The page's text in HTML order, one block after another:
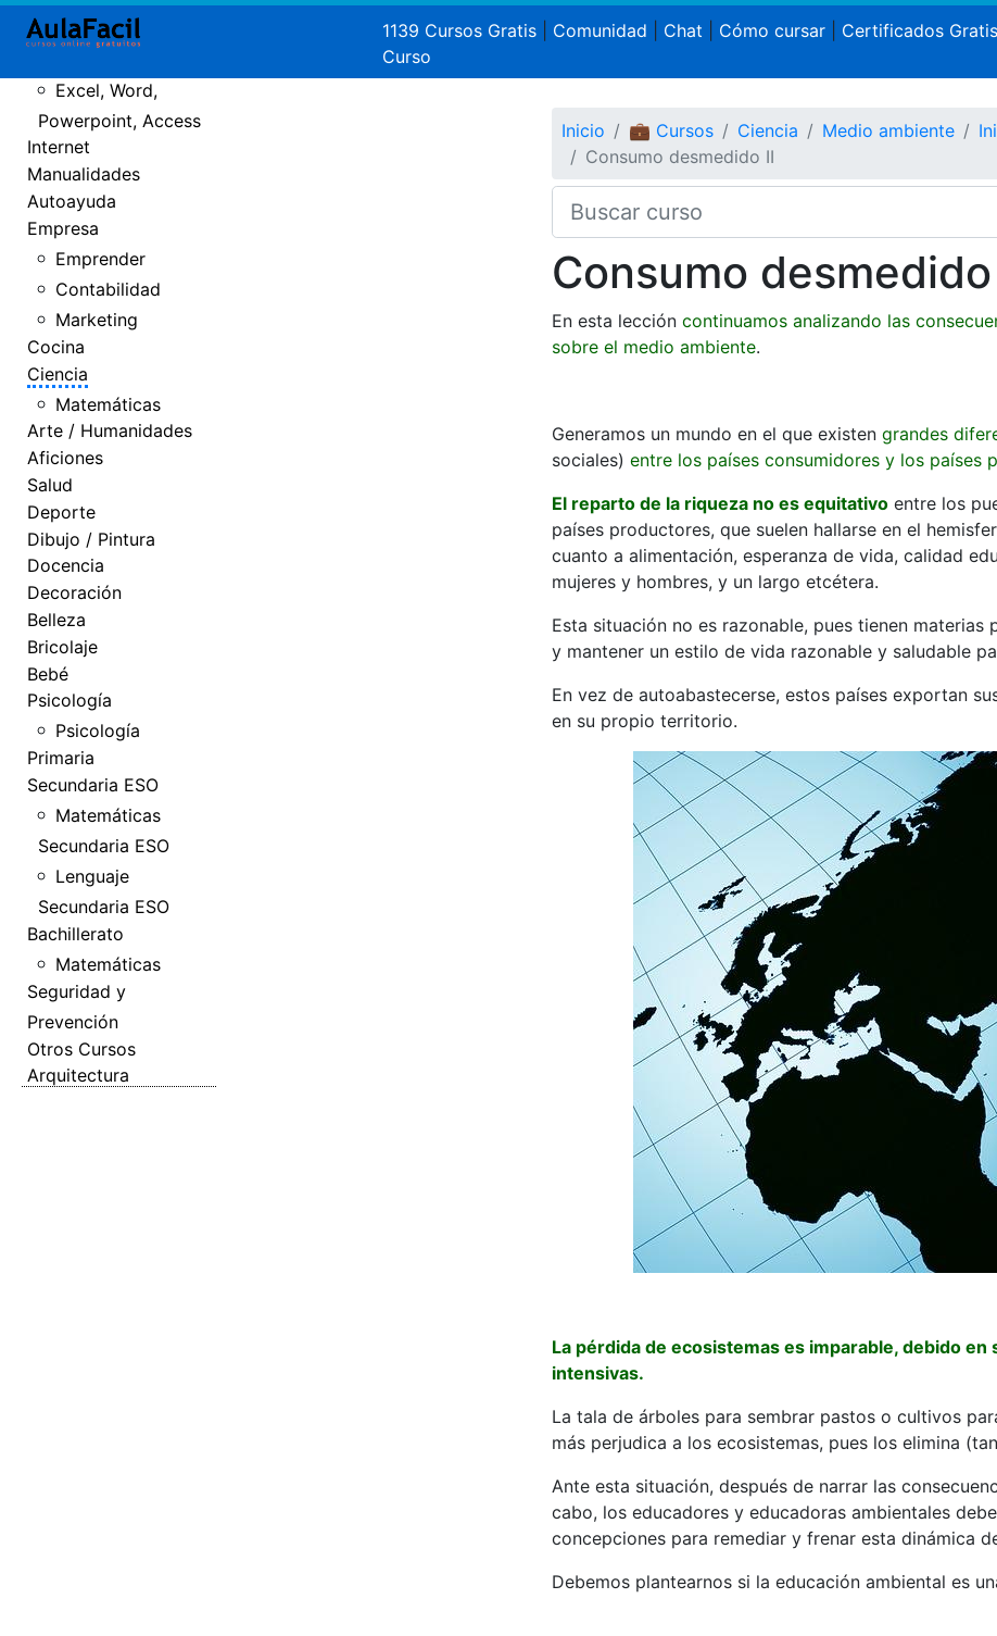
1139 Cursos Gratis Comunidad Chat Cómo cursar| Certificados Gratis
Curso
Crear Páginas
Excel, Word,
Powerpoint, Access
Internet
Manualidades
Autoayuda
Empresa
Emprender
Contabilidad
Marketing
Cocina
Ciencia
Matemáticas
Arte / Humanidades
Aficiones
Salud
Deporte
Dibujo / Pintura
Docencia
Decoración
Belleza
Bricolaje
Bebé
Psicología
Psicología
Primaria
Secundaria ESO
Matemáticas
Secundaria ESO
Lenguaje
Secundaria ESO
Bachillerato
Matemáticas
Seguridad y
Prevención
Otros Cursos
Arquitectura
Inicio 💼 Cursos Ciencia Medio ambiente
Consumo desmedido II
Consumo desmedido
En esta lección continuamos analizando las
sobre el medio ambiente.
Generamos un mundo en el que existen grandes
sociales) entre los países consumidores y los países
El reparto de la riqueza no es equitativoentre los
países productores, que suelen hallarse en el
cuanto a alimentación, esperanza de vida, calidad
mujeres y hombres, y un largo etcétera.
Esta situación no es razonable, pues tienen
y mantener un estilo de vida razonable y saludable
En vez de autoabastecerse, estos países exportan
en su propio territorio.
La pérdida de ecosistemas es imparable, debido
intensivas.
La tala de árboles para sembrar pastos o cultivos
más perjudica a los ecosistemas, pues los elimina
Ante esta situación, después de narrar las
cabo, los educadores y educadoras ambientales
concepciones para remediar y frenar esta dinámica
Debemos plantearnos si la educación ambiental es